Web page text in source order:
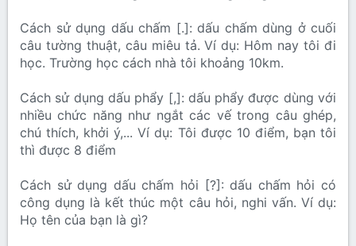
Cách sử dụng dấu chấm [.]: dấu chấm dùng ở cuối
câu tường thuật, câu miêu tả. Ví dụ: Hôm nay tôi đi
học. Trường học cách nhà tôi khoảng 10km.
Cách sử dụng dấu phẩy [,]: dấu phẩy được dùng với
nhiều chức năng như ngắt các vế trong câu ghép,
chú thích, khởi ý,... Ví dụ: Tôi được 10 điểm, bạn tôi
thì được 8 điểm
Cách sử dụng dấu chấm hỏi [?]: dấu chấm hỏi có
công dụng là kết thúc một câu hỏi, nghi vấn. Ví dụ:
Họ tên của bạn là gì?